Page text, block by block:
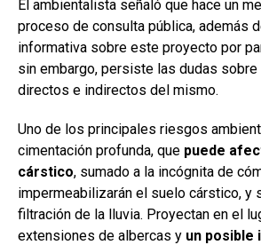
El ambientalista señaló que hace un
proceso de consulta pública, además
informativa sobre este proyecto por
sin embargo, persiste las dudas
directos e indirectos del mismo.
Uno de los principales riesgos
cimentación profunda, que puede
cárstico, sumado a la incógnita de
impermeabilizarán el suelo cárstico, y
filtración de la lluvia. Proyectan en el
extensiones de albercas y un posible